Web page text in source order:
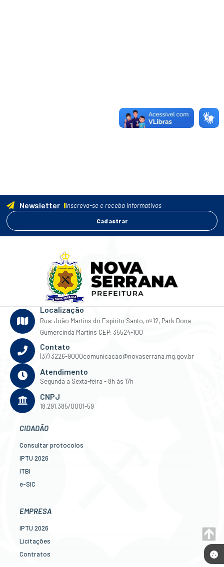
Newsletter Inscreva-se e receba informativos
Cadastrar
Localização
Rua: João Martins do Espirito Santo, nº 12, Park Dona
Gumercinda Martins CEP: 35524-100
Contato
(37) 3226-9000comunicacao@novaserrana.mg.gov.br
Atendimento
Segunda a Sexta-feira - 8h às 17h
CNPJ
18.291.385/0001-59
CIDADÃO
Consultar protocolos
IPTU 2026
ITBI
e-SIC
Legislação
EMPRESA
IPTU 2026
Licitações
Contratos